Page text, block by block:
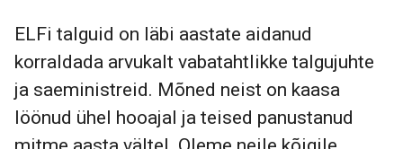
ELFi talguid on läbi aastate aidanud
korraldada arvukalt vabatahtlikke talgujuhte
ja saeministreid. Mõned neist on kaasa
löönud ühel hooajal ja teised panustanud